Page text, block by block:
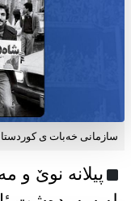
سازمانی خەبات ی
پیلانە نوێ و